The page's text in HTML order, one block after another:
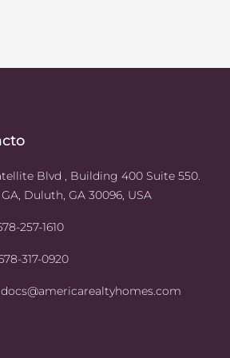
Blvd , Building 400 Suite 550.
Duluth, GA 30096, USA
257-1610
317-0920